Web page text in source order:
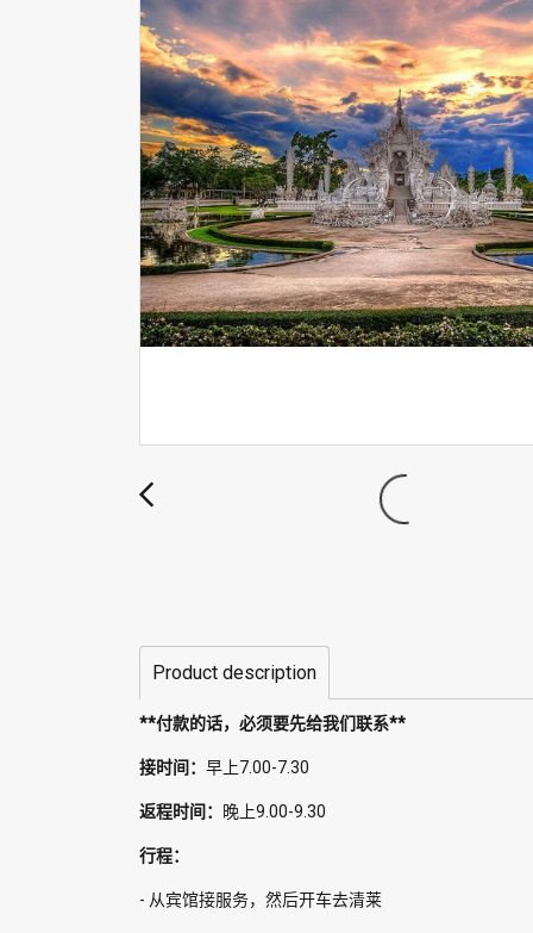
Product description
**付款的话，必须要先给我们联系**
接时间： 早上7.00-7.30
返程时间： 晚上9.00-9.30
行程：
- 从宾馆接服务，然后开车去清莱